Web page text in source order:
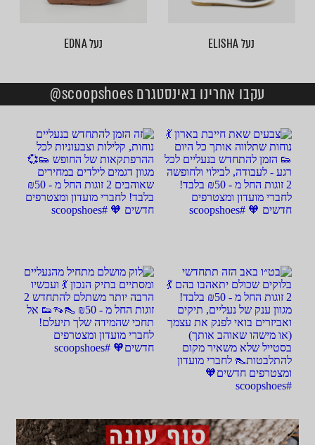
נעל ELISHA נעל EDNA
עקבו אחרינו באינסטגרם scoopshoes@